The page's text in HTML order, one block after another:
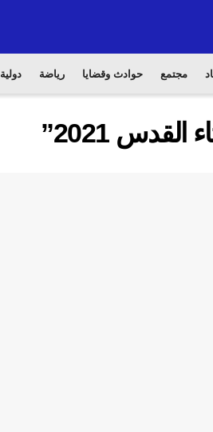
مجتمع حوادث وقضايا رياضة دولية
2021”